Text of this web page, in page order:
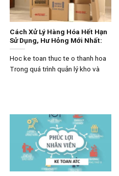
Cách Xử Lý Hàng Hóa Hết Hạn
Sử Dụng, Hư Hỏng Mới Nhất:
Hoc ke toan thuc te o thanh hoa
Trong quá trình quản lý kho và